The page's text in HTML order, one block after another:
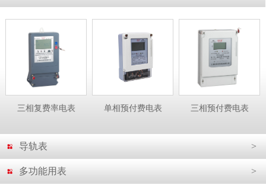
三相复费率电表 单相预付费电表 三相预付费电表
导轨表 >
多功能用表 >